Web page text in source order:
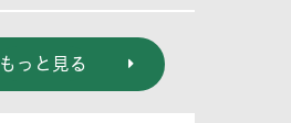
もっと見る